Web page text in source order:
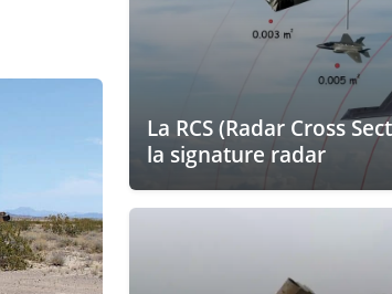
La RCS (Radar Cross
la signature radar